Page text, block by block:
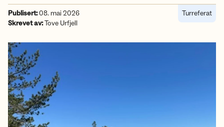
Publisert:08. mai 2026
Skrevet av:Tove Urfjell
Turreferat